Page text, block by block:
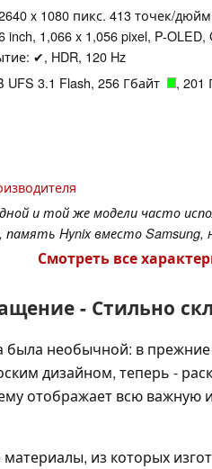
x 1080 пикс. 413 точек/
inch, 1,066 x 1,056 pixel, P-OLED,
✔, HDR, 120 Hz
UFS 3.1 Flash, 256 Гбайт , 201
и той же модели часто
Hynix вместо Samsung,
Смотреть все
- Стильно
была необычной: в
дизайном, теперь -
отображает всю
из которых